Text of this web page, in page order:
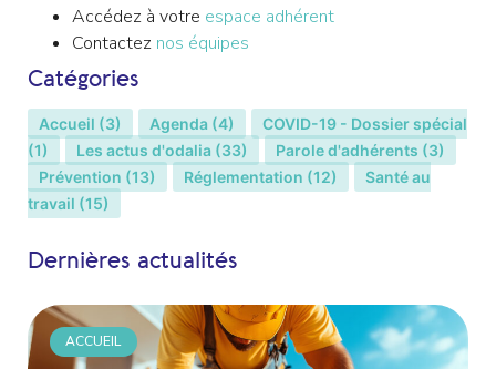
Accédez à votre espace adhérent
Contactez nos équipes
Catégories
Accueil (3) Agenda (4)
COVID-19 - Dossier spécial
(1)
Les actus d'odalia (33) Parole d'adhérents (3)
Prévention (13) Réglementation (12)
Santé au
travail (15)
Dernières actualités
ACCUEIL